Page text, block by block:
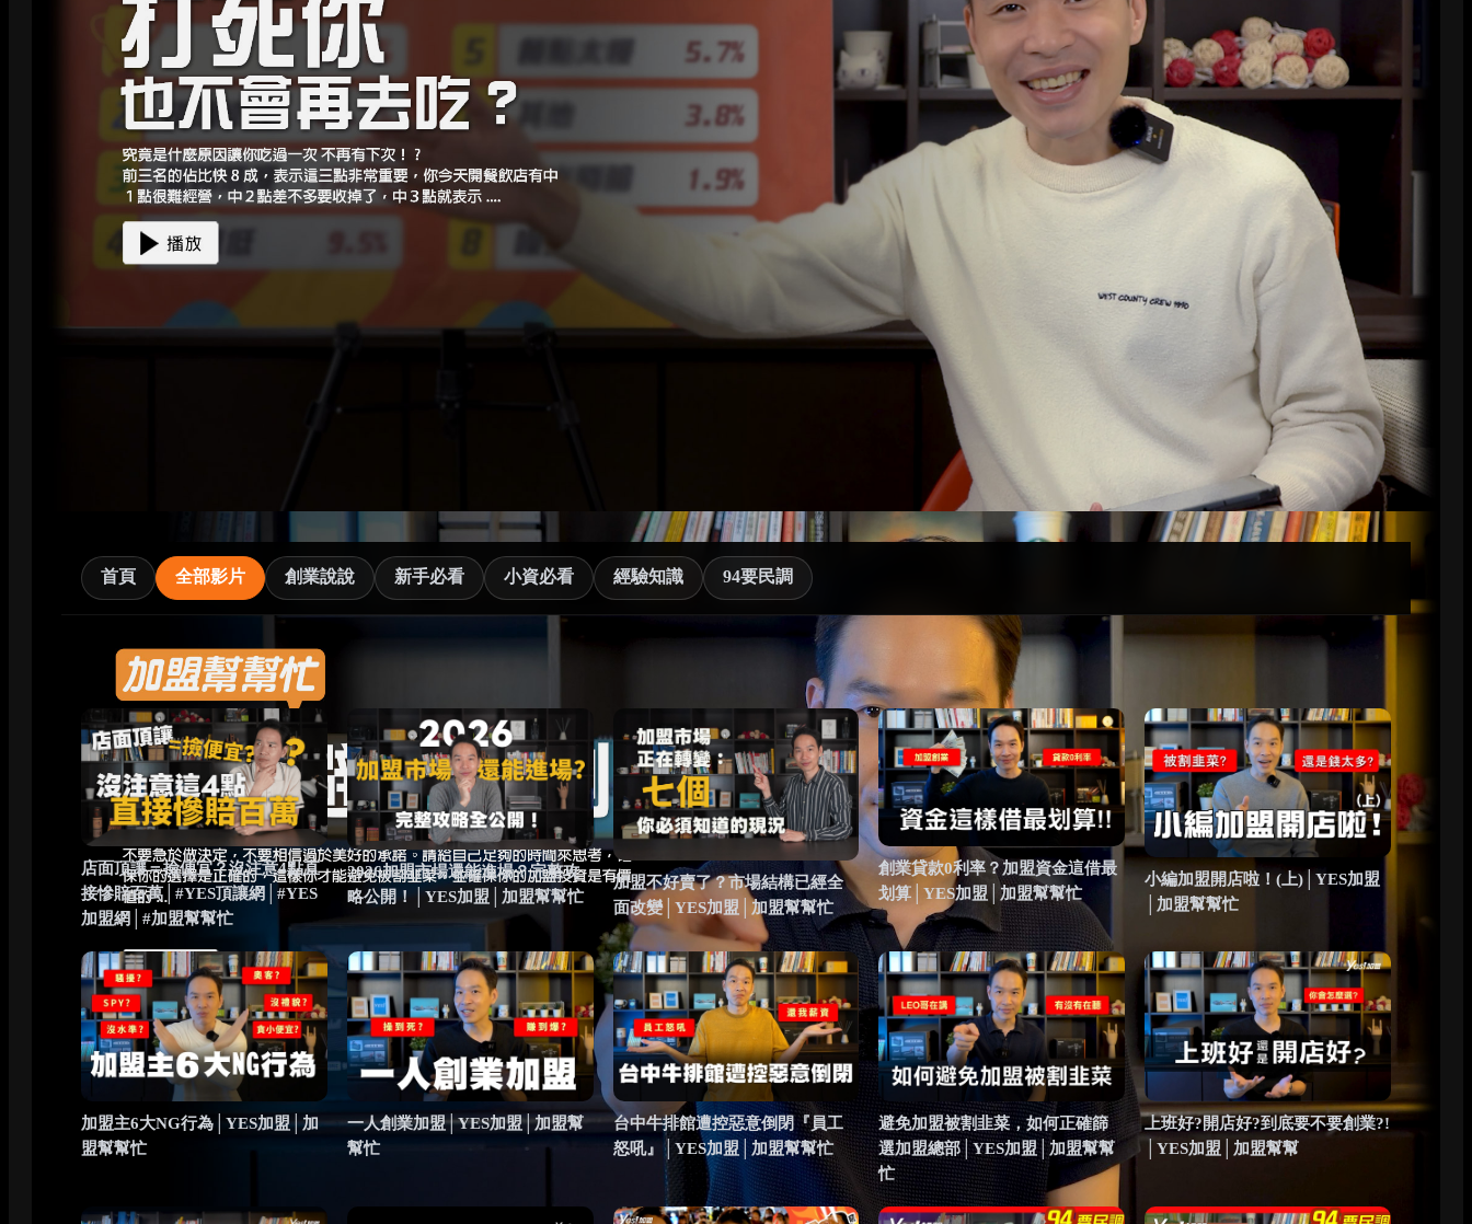
首頁 全部影片 創業說說 新手必看 小資必看 經驗知識 94要民調
全部影片
店面頂讓＝撿便宜？沒注意4點直
接慘賠百萬│#YES頂讓網│#YES
加盟網│#加盟幫幫忙
2026加盟市場還能進場？完整攻
略公開！│YES加盟│加盟幫幫忙
加盟不好賣了？市場結構已經全
面改變│YES加盟│加盟幫幫忙
創業貸款0利率？加盟資金這借最
划算│YES加盟│加盟幫幫忙
小編加盟開店啦！(上)│YES加盟
│加盟幫幫忙
加盟主6大NG行為│YES加盟│加
盟幫幫忙
一人創業加盟│YES加盟│加盟幫
幫忙
台中牛排館遭控惡意倒閉『員工
怒吼』│YES加盟│加盟幫幫忙
避免加盟被割韭菜，如何正確篩
選加盟總部│YES加盟│加盟幫幫
忙
上班好?開店好?到底要不要創業?!
│YES加盟│加盟幫幫